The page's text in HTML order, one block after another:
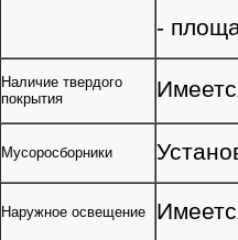
-
Наличие твердого
покрытия
Мусоросборники
Наружное освещение